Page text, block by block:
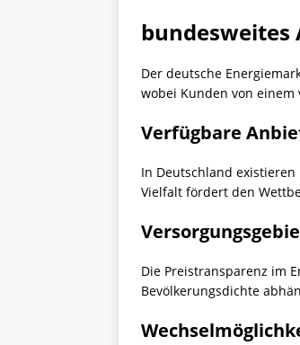
bundesweites
Der deutsche
wobei Kunden von
Verfügbare
In Deutschland
Vielfalt fördert den
Die Preistransparenz im
Bevölkerungsdichte